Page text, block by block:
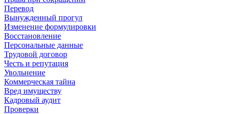
Перевод
Вынужденный прогул
Изменение формулировки
Восстановление
Персональные данные
Трудовой договор
Честь и репутация
Увольнение
Коммерческая тайна
Вред имуществу
Кадровый аудит
Проверки